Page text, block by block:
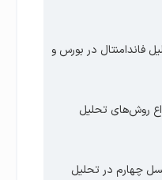
فاندامنتال در بورس و
روش‌های تحلیل
چهارم در تحلیل